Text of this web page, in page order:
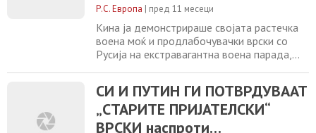
Р.С. Европа | пред 11 месеци
Кина ја демонстрираше својата растечка
воена моќ и продлабочувачки врски со
Русија на екстравагантна воена парада,
лидер на алтернативен, незападен светски
поредок. Додека парадата на 3 септември
претстави слика за воена координација и
СИ И ПУТИН ГИ ПОТВРДУВААТ
„СТАРИТЕ ПРИЈАТЕЛСКИ“
ВРСКИ наспроти